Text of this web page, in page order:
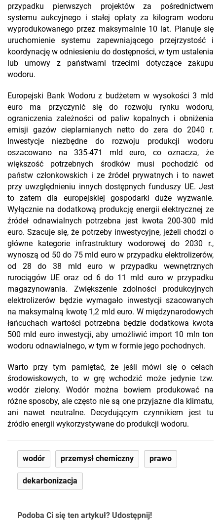
przypadku pierwszych projektów za pośrednictwem
systemu aukcyjnego i stałej opłaty za kilogram wodoru
wyprodukowanego przez maksymalnie 10 lat. Planuje się
uruchomienie systemu zapewniającego przejrzystość i
koordynację w odniesieniu do dostępności, w tym ustalenia
lub umowy z państwami trzecimi dotyczące zakupu
wodoru.
Europejski Bank Wodoru z budżetem w wysokości 3 mld
euro ma przyczynić się do rozwoju rynku wodoru,
ograniczenia zależności od paliw kopalnych i obniżenia
emisji gazów cieplarnianych netto do zera do 2040 r.
Inwestycje niezbędne do rozwoju produkcji wodoru
oszacowano na 335-471 mld euro, co oznacza, że
większość potrzebnych środków musi pochodzić od
państw członkowskich i ze źródeł prywatnych i to nawet
przy uwzględnieniu innych dostępnych funduszy UE. Jest
to zatem dla europejskiej gospodarki duże wyzwanie.
Wyłącznie na dodatkową produkcję energii elektrycznej ze
źródeł odnawialnych potrzebna jest kwota 200-300 mld
euro. Szacuje się, że potrzeby inwestycyjne, jeżeli chodzi o
główne kategorie infrastruktury wodorowej do 2030 r.,
wynoszą od 50 do 75 mld euro w przypadku elektrolizerów,
od 28 do 38 mld euro w przypadku wewnętrznych
rurociągów UE oraz od 6 do 11 mld euro w przypadku
magazynowania. Zwiększenie zdolności produkcyjnych
elektrolizerów będzie wymagało inwestycji szacowanych
na maksymalną kwotę 1,2 mld euro. W międzynarodowych
łańcuchach wartości potrzebna będzie dodatkowa kwota
500 mld euro inwestycji, aby umożliwić import 10 mln ton
wodoru odnawialnego, w tym w formie jego pochodnych.
Warto przy tym pamiętać, że jeśli mówi się o celach
środowiskowych, to w grę wchodzić może jedynie tzw.
wodór zielony. Wodór można bowiem produkować na
różne sposoby, ale często nie są one przyjazne dla klimatu,
ani nawet neutralne. Decydującym czynnikiem jest tu
źródło energii wykorzystywane do produkcji wodoru.
wodór przemysł chemiczny prawo
dekarbonizacja
Podoba Ci się ten artykuł? Udostępnij!